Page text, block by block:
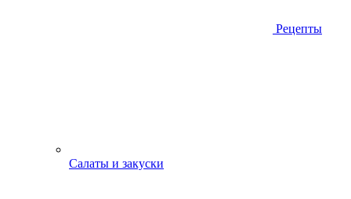
Рецепты
Салаты и закуски